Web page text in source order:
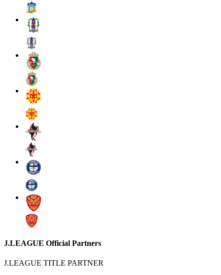
J.LEAGUE Official Partners
J.LEAGUE TITLE PARTNER